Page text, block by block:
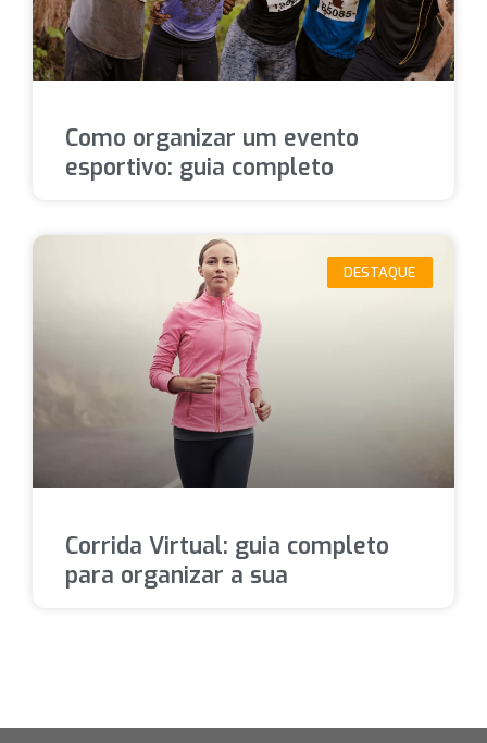
Como organizar um evento
esportivo: guia completo
DESTAQUE
Corrida Virtual: guia completo
para organizar a sua